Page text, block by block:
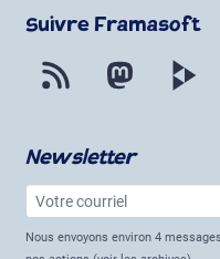
Suivre Framasoft
Flux RSS Mastodon
Newsletter
Votre courriel
Nous envoyons environ 4